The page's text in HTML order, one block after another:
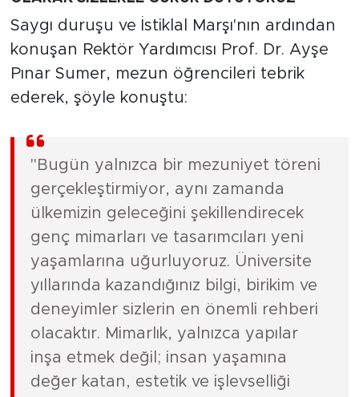
Saygı duruşu ve İstiklal Marşı'nın ardından
konuşan Rektör Yardımcısı Prof. Dr. Ayşe
Pınar Sumer, mezun öğrencileri tebrik
ederek, şöyle konuştu:
"Bugün yalnızca bir mezuniyet töreni
gerçekleştirmiyor, aynı zamanda
ülkemizin geleceğini şekillendirecek
genç mimarları ve tasarımcıları yeni
yaşamlarına uğurluyoruz. Üniversite
yıllarında kazandığınız bilgi, birikim ve
deneyimler sizlerin en önemli rehberi
olacaktır. Mimarlık, yalnızca yapılar
inşa etmek değil; insan yaşamına
değer katan, estetik ve işlevselliği